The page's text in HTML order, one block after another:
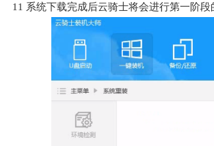
11 系统下载完成后云骑士将会进行第一阶段